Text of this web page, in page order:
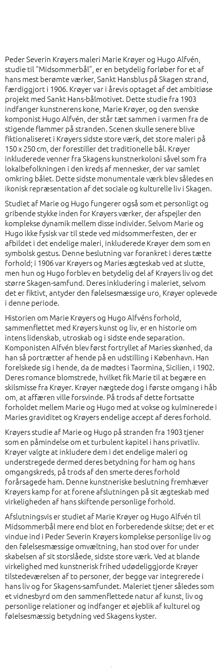
Peder Severin Krøyers maleri Marie Krøyer og Hugo Alfvén,
studie til “Midsommerbål”, er en betydelig forløber for et af
hans mest berømte værker, Sankt Hansblus på Skagen strand,
færdiggjort i 1906. Krøyer var i årevis optaget af det ambitiøse
projekt med Sankt Hans-bålmotivet. Dette studie fra 1903
indfanger kunstnerens kone, Marie Krøyer, og den svenske
komponist Hugo Alfvén, der står tæt sammen i varmen fra de
stigende flammer på stranden. Scenen skulle senere blive
fiktionaliseret i Krøyers sidste store værk, det store maleri på
150 x 250 cm, der forestiller det traditionelle bål. Krøyer
inkluderede venner fra Skagens kunstnerkoloni såvel som fra
lokalbefolkningen i den kreds af mennesker, der var samlet
omkring bålet. Dette sidste monumentale værk blev således en
ikonisk repræsentation af det sociale og kulturelle liv i Skagen.
Studiet af Marie og Hugo fungerer også som et personligt og
gribende stykke inden for Krøyers værker, der afspejler den
komplekse dynamik mellem disse individer. Selvom Marie og
Hugo ikke fysisk var til stede ved midsommerfesten, der er
afbildet i det endelige maleri, inkluderede Krøyer dem som en
symbolsk gestus. Denne beslutning var forankret i deres tætte
forhold; i 1906 var Krøyers og Maries ægteskab ved at slutte,
men hun og Hugo forblev en betydelig del af Krøyers liv og det
større Skagen-samfund. Deres inkludering i maleriet, selvom
det er fiktivt, antyder den følelsesmæssige uro, Krøyer oplevede
i denne periode.
Historien om Marie Krøyers og Hugo Alfvéns forhold,
sammenflettet med Krøyers kunst og liv, er en historie om
intens lidenskab, utroskab og i sidste ende separation.
Komponisten Alfvén blev først fortryllet af Maries skønhed, da
han så portrætter af hende på en udstilling i København. Han
forelskede sig i hende, da de mødtes i Taormina, Sicilien, i 1902.
Deres romance blomstrede, hvilket fik Marie til at begære en
skilsmisse fra Krøyer. Krøyer nægtede dog i første omgang i håb
om, at affæren ville forsvinde. På trods af dette fortsatte
forholdet mellem Marie og Hugo med at vokse og kulminerede i
Maries graviditet og Krøyers endelige accept af deres forhold.
Krøyers studie af Marie og Hugo på stranden fra 1903 tjener
som en påmindelse om et turbulent kapitel i hans privatliv.
Krøyer valgte at inkludere dem i det endelige maleri og
understregede dermed deres betydning for ham og hans
omgangskreds, på trods af den smerte deres forhold
forårsagede ham. Denne kunstneriske beslutning fremhæver
Krøyers kamp for at forene afslutningen på sit ægteskab med
virkeligheden af hans skiftende personlige forhold.
Afslutningsvis er studiet af Marie Krøyer og Hugo Alfvén til
Midsommerbål mere end blot en forberedende skitse; det er et
vindue ind i Peder Severin Krøyers komplekse personlige liv og
den følelsesmæssige omvæltning, han stod over for under
skabelsen af sit storslåede, sidste store værk. Ved at blande
virkelighed med kunstnerisk frihed udødeliggjorde Krøyer
tilstedeværelsen af to personer, der begge var integrerede i
hans liv og for Skagens-samfundet. Maleriet tjener således som
et vidnesbyrd om den sammenflettede natur af kunst, liv og
personlige relationer og indfanger et øjeblik af kulturel og
følelsesmæssig betydning ved Skagens kyster.